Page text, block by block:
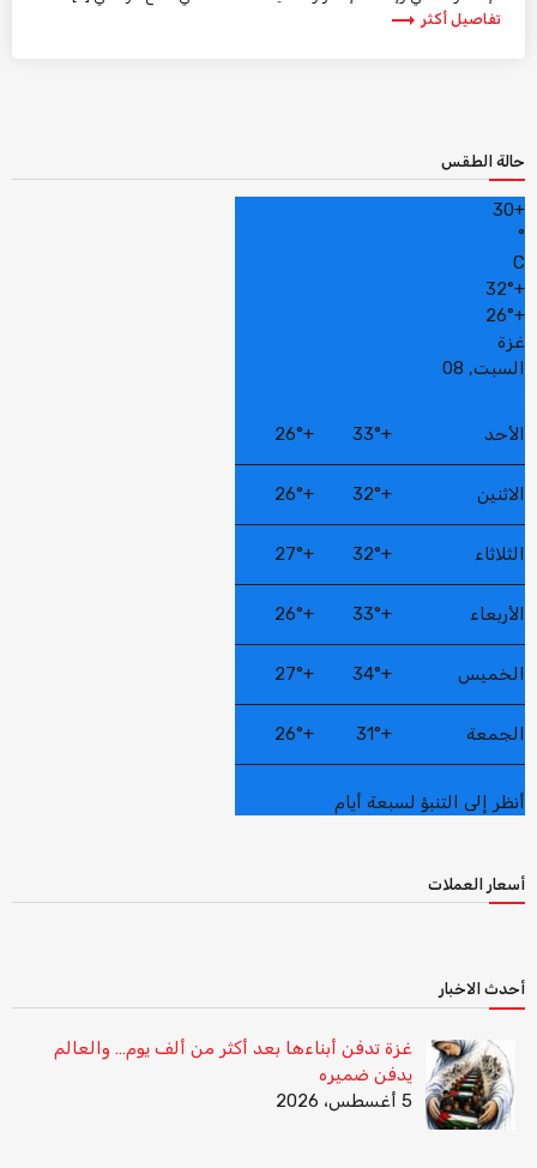
تفاصيل أكثر trending_flat
حالة الطقس
+
30
°
C
+
32°
+
26°
غزة
السبت, 08
الأحد +
33°
+
26°
الاثنين +
32°
+
26°
الثلاثاء +
32°
+
27°
الأربعاء +
33°
+
26°
الخميس +
34°
+
27°
الجمعة +
31°
+
26°
أنظر إلى التنبؤ لسبعة أيام
أسعار العملات
أحدث الاخبار
غزة تدفن أبناءها بعد أكثر من ألف يوم… والعالم
يدفن ضميره
5 أغسطس، 2026